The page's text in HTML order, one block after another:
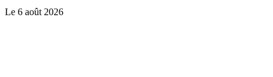
Le 6 août 2026